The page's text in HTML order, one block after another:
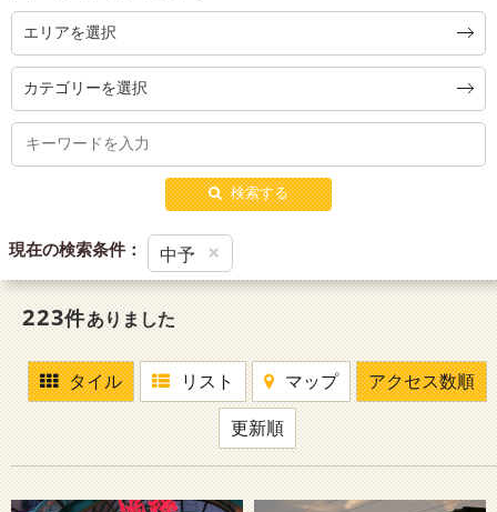
エリアを選択
カテゴリーを選択
検索する
現在の検索条件： 中予 ×
223件ありました
タイル リスト マップ
アクセス数順
更新順